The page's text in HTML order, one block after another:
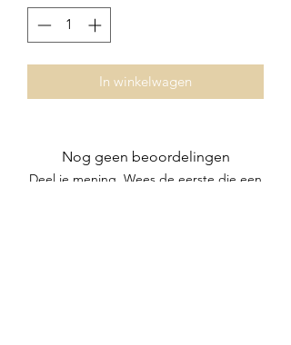
In winkelwagen
Nog geen beoordelingen
Deel je mening. Wees de eerste die een